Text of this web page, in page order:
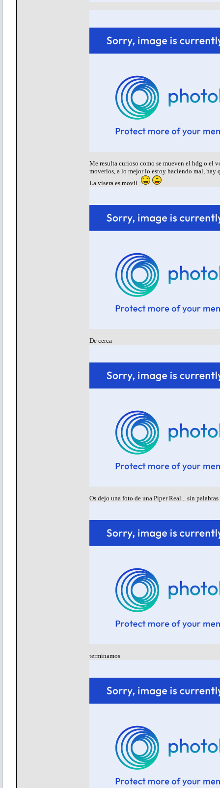
Me resulta curioso como se mueven el hdg o el
moverlos, a lo mejor lo estoy haciendo mal, hay
La visera es movil
De cerca
Os dejo una foto de una Piper Real... sin palabras
terminamos